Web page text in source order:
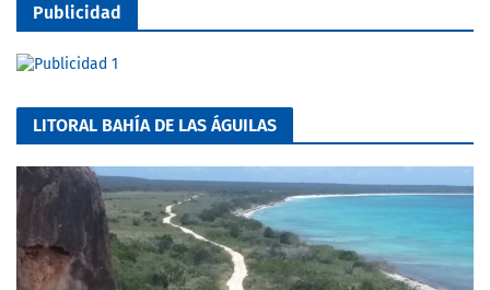
Publicidad
LITORAL BAHÍA DE LAS ÁGUILAS